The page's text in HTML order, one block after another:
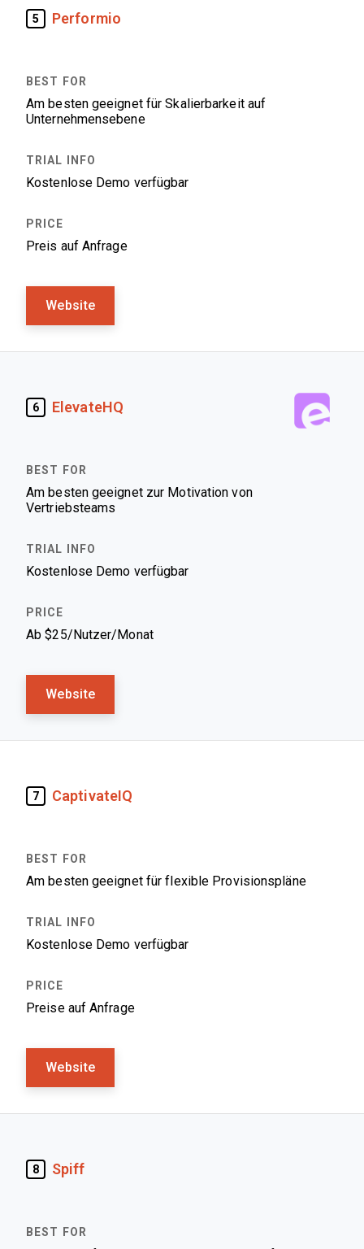
5 Performio
Am besten geeignet für Skalierbarkeit auf
Unternehmensebene
Kostenlose Demo verfügbar
Preis auf Anfrage
Website
6 ElevateHQ
Am besten geeignet zur Motivation von
Vertriebsteams
Kostenlose Demo verfügbar
Ab $25/Nutzer/Monat
Website
7 CaptivateIQ
Am besten geeignet für flexible Provisionspläne
Kostenlose Demo verfügbar
Preise auf Anfrage
Website
8 Spiff